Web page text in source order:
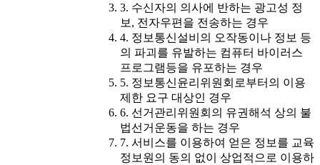
3. 수신자의 의사에 반하는 광고성 정
보, 전자우편을 전송하는 경우
4. 정보통신설비의 오작동이나 정보 등
의 파괴를 유발하는 컴퓨터 바이러스
프로그램등을 유포하는 경우
5. 정보통신윤리위원회로부터의 이용
제한 요구 대상인 경우
6. 선거관리위원회의 유권해석 상의 불
법선거운동을 하는 경우
7. 서비스를 이용하여 얻은 정보를 교육
정보원의 동의 없이 상업적으로 이용하